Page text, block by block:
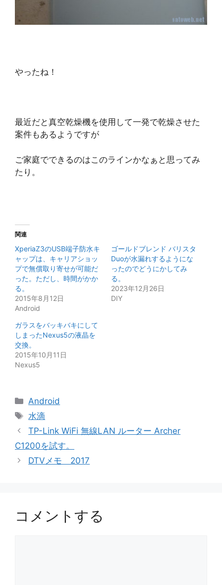
やったね！
最近だと真空乾燥機を使用して一発で乾燥させた
案件もあるようですが
ご家庭でできるのはこのラインかなぁと思ってみ
たり。
関連
XperiaZ3のUSB端子防水キ
ャップは、キャリアショッ
プで無償取り寄せが可能だ
った。ただし、時間がかか
る。
2015年8月12日
Android
ゴールドブレンド バリスタ
Duoが水漏れするようにな
ったのでどうにかしてみ
る。
2023年12月26日
DIY
ガラスをバッキバキにして
しまったNexus5の液晶を
交換。
2015年10月11日
Nexus5
カ
テ
ゴ
リ
ー
Android
タ
グ
水滴
TP-Link WiFi 無線LAN ルーター Archer
C1200を試す。
DTVメモ 2017
コメントする